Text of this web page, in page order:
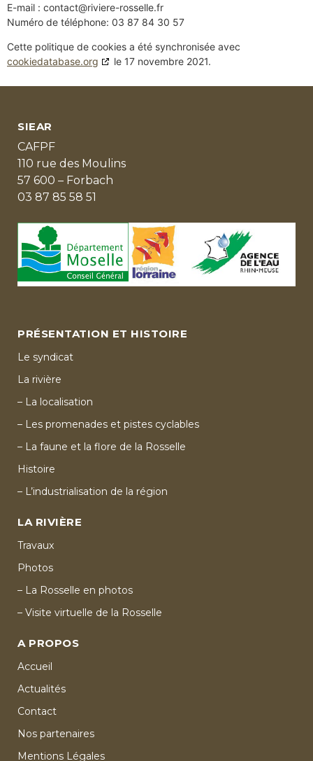
E-mail : rf.ellessor-ereivir@tcatnoc
Numéro de téléphone: 03 87 84 30 57
Cette politique de cookies a été synchronisée avec
cookiedatabase.org
le 17 novembre 2021.
SIEAR
CAFPF
110 rue des Moulins
57 600 – Forbach
03 87 85 58 51
PRÉSENTATION ET HISTOIRE
Le syndicat
La rivière
– La localisation
– Les promenades et pistes cyclables
– La faune et la flore de la Rosselle
Histoire
– L’industrialisation de la région
LA RIVIÈRE
Travaux
Photos
– La Rosselle en photos
– Visite virtuelle de la Rosselle
A PROPOS
Accueil
Actualités
Contact
Nos partenaires
Mentions Légales